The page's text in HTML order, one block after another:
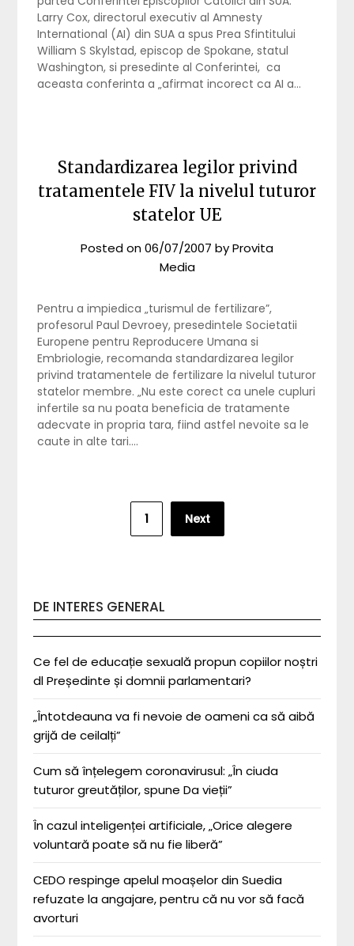
Larry Cox, directorul executiv al Amnesty
International (AI) din SUA a spus Prea Sfintitului
William S Skylstad, episcop de Spokane, statul
Washington, si presedinte al Conferintei, ca
aceasta conferinta a „afirmat incorect ca AI a…
Standardizarea legilor privind
tratamentele FIV la nivelul tuturor
statelor UE
Posted on06/07/2007 byProvita
Media
Pentru a impiedica „turismul de fertilizare”,
profesorul Paul Devroey, presedintele Societatii
Europene pentru Reproducere Umana si
Embriologie, recomanda standardizarea legilor
privind tratamentele de fertilizare la nivelul tuturor
statelor membre. „Nu este corect ca unele cupluri
infertile sa nu poata beneficia de tratamente
adecvate in propria tara, fiind astfel nevoite sa le
caute in alte tari….
1 Next
DE INTERES GENERAL
Ce fel de educație sexuală propun copiilor noștri
dl Președinte și domnii parlamentari?
„Întotdeauna va fi nevoie de oameni ca să aibă
grijă de ceilalți”
Cum să înțelegem coronavirusul: „În ciuda
tuturor greutăților, spune Da vieții”
În cazul inteligenței artificiale, „Orice alegere
voluntară poate să nu fie liberă”
CEDO respinge apelul moașelor din Suedia
refuzate la angajare, pentru că nu vor să facă
avorturi